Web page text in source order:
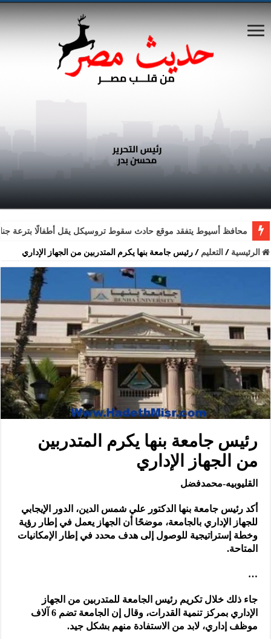
محافظ أسيوط يتفقد موقع حادث سقوط تروسيكل يقل أطفالًا بترعة
الرئيسية / التعليم /رئيس جامعة بنها يكرم المتدربين من الجهاز الإداري
رئيس جامعة بنها يكرم المتدربين
من الجهاز الإداري
القليوبيه-محمدفضل
أكد رئيس جامعة بنها الدكتور علي شمس الدين، الدور الإيجابي
للجهاز الإداري بالجامعة، موضحًا أن الجهاز يعمل في إطار رؤية
وخطة إستراتيجية للوصول إلى هدف محدد في إطار الإمكانيات
المتاحة.
…
جاء ذلك خلال تكريم رئيس الجامعة للمتدربين من الجهاز
الإداري بمركز تنمية القدرات، وقال إن الجامعة تضم 6 آلاف
موظف إداري، لابد من الاستفادة منهم بشكل جيد.